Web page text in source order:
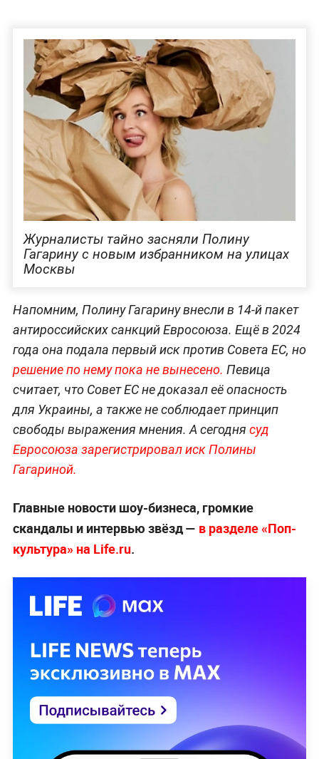
Журналисты тайно засняли Полину
Гагарину с новым избранником на улицах
Москвы
Напомним, Полину Гагарину внесли в 14-й пакет
антироссийских санкций Евросоюза. Ещё в 2024
года она подала первый иск против Совета ЕС, но
решение по нему пока не вынесено. Певица
считает, что Совет ЕС не доказал её опасность
для Украины, а также не соблюдает принцип
свободы выражения мнения. А сегодня суд
Евросоюза зарегистрировал иск Полины
Гагариной.
Главные новости шоу-бизнеса, громкие
скандалы и интервью звёзд — в разделе «Поп-
культура» на Life.ru.